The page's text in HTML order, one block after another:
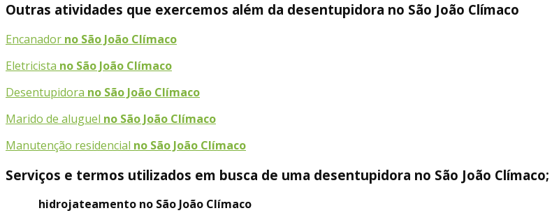
Outras atividades que exercemos além da desentupidora no São João Clímaco
Encanador no São João Clímaco
Eletricista no São João Clímaco
Desentupidora no São João Clímaco
Marido de aluguel no São João Clímaco
Manutenção residencial no São João Clímaco
Serviços e termos utilizados em busca de uma desentupidora no São João Clímaco;
hidrojateamento no São João Clímaco